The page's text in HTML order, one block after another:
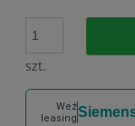
szt.
Weź
leasing